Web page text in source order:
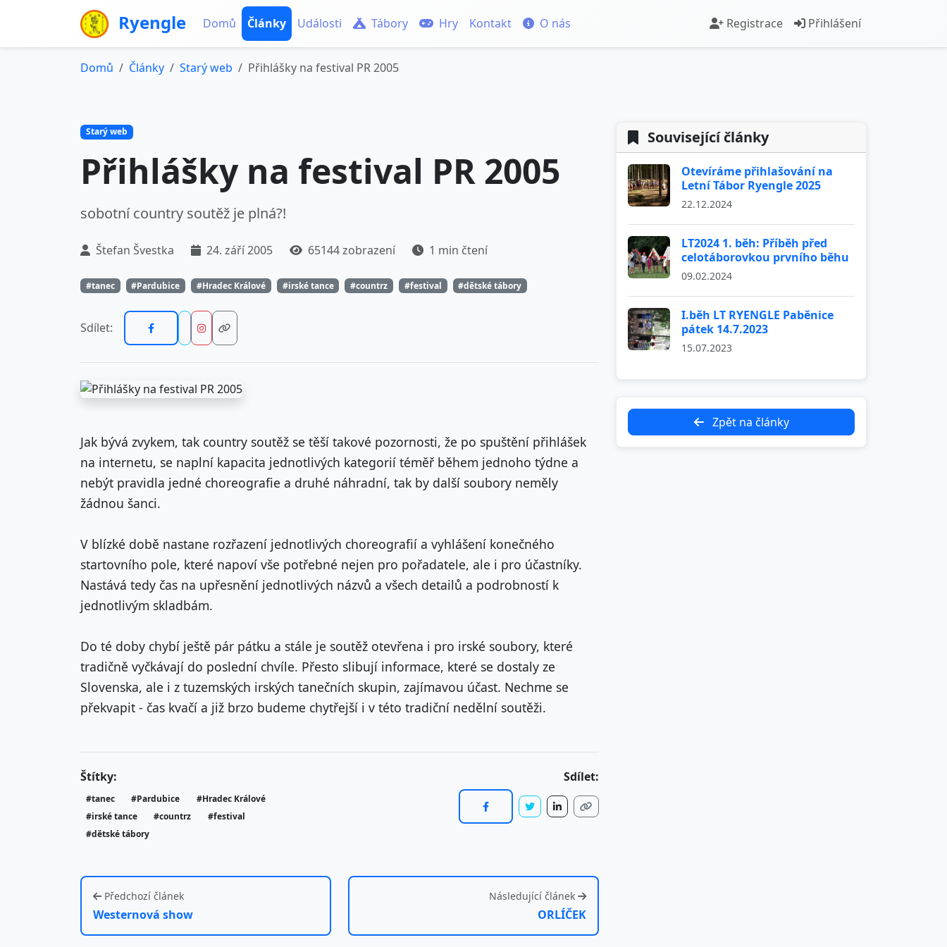
Ryengle Domů Články Události Tábory Hry Kontakt O nás Registrace Přihlášení
Domů Články Starý web Přihlášky na festival PR 2005
Starý web
Přihlášky na festival PR 2005
sobotní country soutěž je plná?!
Štefan Švestka 24. září 2005 65144 zobrazení 1 min čtení
#tanec #Pardubice #Hradec Králové #irské tance #countrz #festival #dětské tábory
Sdílet:
Jak bývá zvykem, tak country soutěž se těší takové pozornosti, že po spuštění přihlášek
na internetu, se naplní kapacita jednotlivých kategorií téměř během jednoho týdne a
nebýt pravidla jedné choreografie a druhé náhradní, tak by další soubory neměly
žádnou šanci.
V blízké době nastane rozřazení jednotlivých choreografií a vyhlášení konečného
startovního pole, které napoví vše potřebné nejen pro pořadatele, ale i pro účastníky.
Nastává tedy čas na upřesnění jednotlivých názvů a všech detailů a podrobností k
jednotlivým skladbám.
Do té doby chybí ještě pár pátku a stále je soutěž otevřena i pro irské soubory, které
tradičně vyčkávají do poslední chvíle. Přesto slibují informace, které se dostaly ze
Slovenska, ale i z tuzemských irských tanečních skupin, zajímavou účast. Nechme se
překvapit - čas kvačí a již brzo budeme chytřejší i v této tradiční nedělní soutěži.
Štítky:
#tanec #Pardubice
#Hradec Králové
#irské tance
#countrz
#festival
#dětské tábory
Sdílet:
Předchozí článek
Westernová show
Následující článek
ORLÍČEK
Související články
Otevíráme přihlašování na
Letní Tábor Ryengle 2025
22.12.2024
LT2024 1. běh: Příběh před
celotáborovkou prvního běhu
09.02.2024
I.běh LT RYENGLE Paběnice
pátek 14.7.2023
15.07.2023
Zpět na články